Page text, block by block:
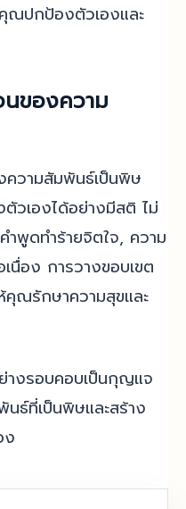
ณปกป้องตัวเองและ
ของความ
วามสัมพันธ์เป็นพิษ
วเองได้อย่างมีสติ ไม่
ำพูดทำร้ายจิตใจ, ความ
นื่อง การวางขอบเขต
คุณรักษาความสุขและ
างรอบคอบเป็นกุญแจ
ธ์ที่เป็นพิษและสร้าง
ง